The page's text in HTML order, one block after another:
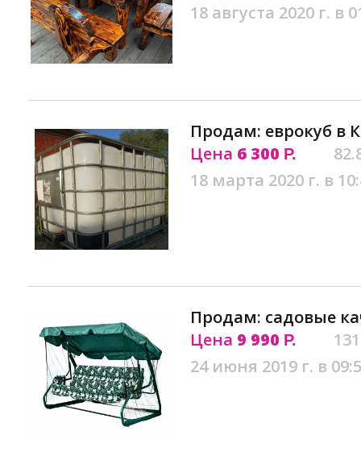
18 августа 2020 г. в
Продам: еврокуб в
Цена 6 300 Р.
18 марта 2020 г. в
Продам: садовые
Цена 9 990 Р.
24 июня 2019 г. в